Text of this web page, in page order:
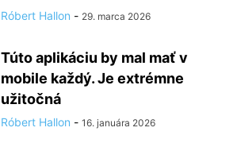
Róbert Hallon - 29. marca 2026
Túto aplikáciu by mal mať v
mobile každý. Je extrémne
užitočná
Róbert Hallon - 16. januára 2026